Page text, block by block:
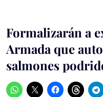
Formalizarán a
Armada que
salmones